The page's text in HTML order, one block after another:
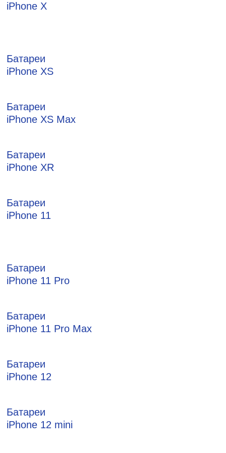
iPhone X
Батареи
iPhone XS
Батареи
iPhone XS Max
Батареи
iPhone XR
Батареи
iPhone 11
Батареи
iPhone 11 Pro
Батареи
iPhone 11 Pro Max
Батареи
iPhone 12
Батареи
iPhone 12 mini